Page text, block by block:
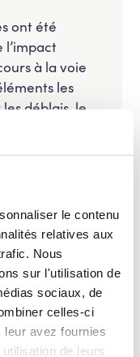
le contenu
relatives aux
Nous
sur l'utilisation de
sociaux, de
celles-ci
avez fournies
de leurs
ont été
l’impact
à la voie
les
déblais, le
très
par
situés au
limiter les
offres a
l’entreprise
sobres :
à